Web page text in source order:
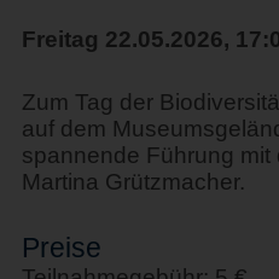
Freitag 22.05.2026,
Zum Tag der
auf dem
spannende Führung mit
Martina Grützmacher.
Preise